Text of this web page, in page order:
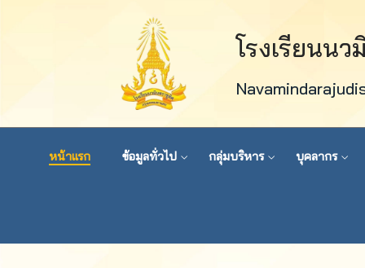
โรงเรียนน
หน้าแรก ข้อมูลทั่วไป กลุ่มบริหาร บุคลากร